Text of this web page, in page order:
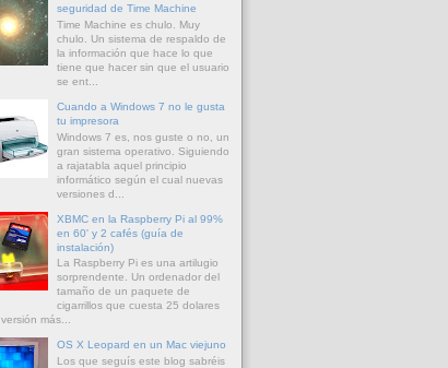
seguridad de Time Machine
Time Machine es chulo. Muy
chulo. Un sistema de respaldo de
la información que hace lo que
tiene que hacer sin que el usuario
se ent...
Cuando a Windows 7 no le gusta
tu impresora
Windows 7 es, nos guste o no, un
gran sistema operativo. Siguiendo
a rajatabla aquel principio
informático según el cual nuevas
versiones d...
XBMC en la Raspberry Pi al 99%
en 60' y 2 cafés (guía de
instalación)
La Raspberry Pi es una artilugio
sorprendente. Un ordenador del
tamaño de un paquete de
cigarrillos que cuesta 25 dolares
más...
OS X Leopard en un Mac viejuno
Los que seguís este blog sabréis